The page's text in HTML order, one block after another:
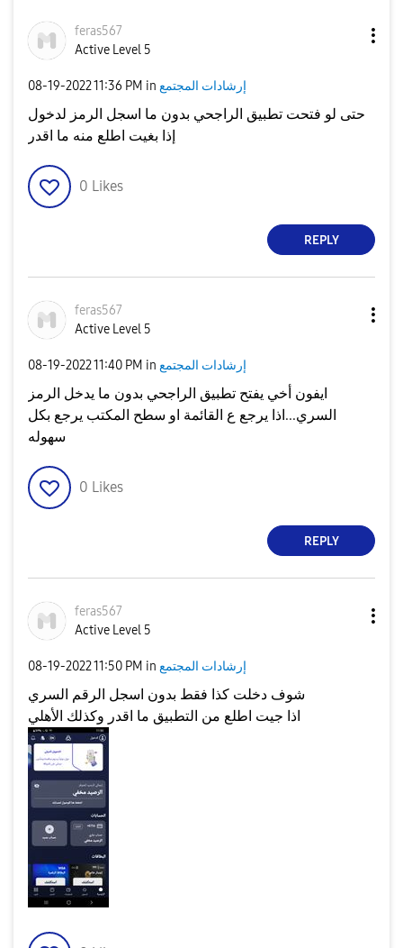
e
i
e
o
feras567
Active Level 5
‎08-19-202211:36 PM in إرشادات المجتمع
حتى لو فتحت تطبيق الراجحي بدون ما اسجل الرمز لدخول
إذا بغيت اطلع منه ما اقدر
0 Likes
REPLY
feras567
Active Level 5
‎08-19-202211:40 PM in إرشادات المجتمع
ايفون أخي يفتح تطبيق الراجحي بدون ما يدخل الرمز
السري...اذا يرجع ع القائمة او سطح المكتب يرجع بكل
سهوله
0 Likes
REPLY
feras567
Active Level 5
‎08-19-202211:50 PM in إرشادات المجتمع
شوف دخلت كذا فقط بدون اسجل الرقم السري
اذا جيت اطلع من التطبيق ما اقدر وكذلك الأهلي